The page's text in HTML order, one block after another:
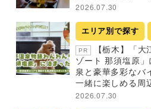
2026.07.30
エリア別で探す
PR
【栃木】「大
ゾート 那須塩原
泉と豪華多彩なバ
一緒に楽しめる周
2026.07.30